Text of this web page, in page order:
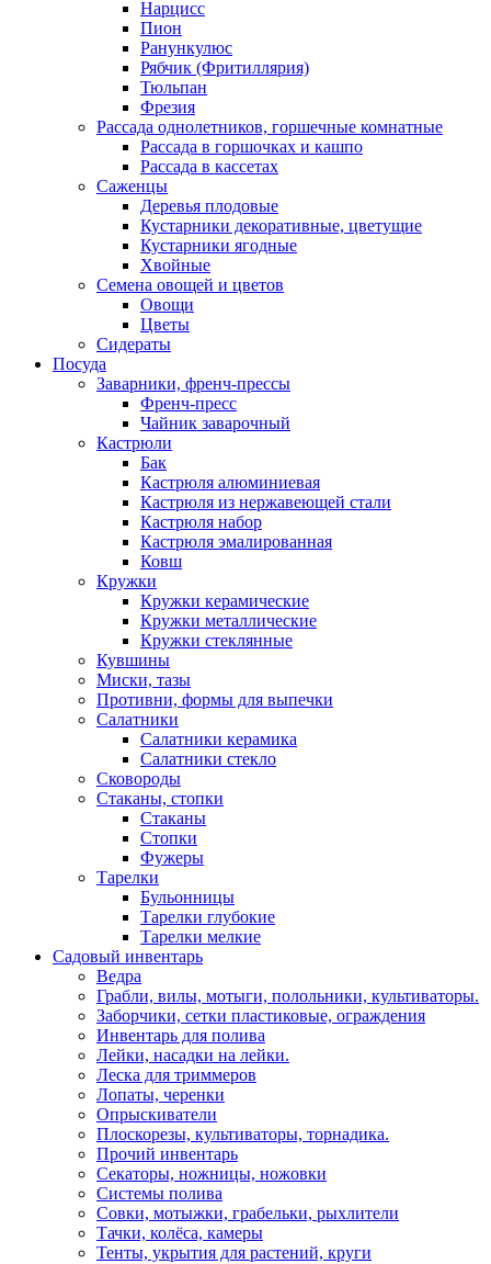
Нарцисс
Пион
Ранункулюс
Рябчик (Фритиллярия)
Тюльпан
Фрезия
Рассада однолетников, горшечные комнатные
Рассада в горшочках и кашпо
Рассада в кассетах
Саженцы
Деревья плодовые
Кустарники декоративные, цветущие
Кустарники ягодные
Хвойные
Семена овощей и цветов
Овощи
Цветы
Сидераты
Посуда
Заварники, френч-прессы
Френч-пресс
Чайник заварочный
Кастрюли
Бак
Кастрюля алюминиевая
Кастрюля из нержавеющей стали
Кастрюля набор
Кастрюля эмалированная
Ковш
Кружки
Кружки керамические
Кружки металлические
Кружки стеклянные
Кувшины
Миски, тазы
Противни, формы для выпечки
Салатники
Салатники керамика
Салатники стекло
Сковороды
Стаканы, стопки
Стаканы
Стопки
Фужеры
Тарелки
Бульонницы
Тарелки глубокие
Тарелки мелкие
Садовый инвентарь
Ведра
Грабли, вилы, мотыги, полольники, культиваторы.
Заборчики, сетки пластиковые, ограждения
Инвентарь для полива
Лейки, насадки на лейки.
Леска для триммеров
Лопаты, черенки
Опрыскиватели
Плоскорезы, культиваторы, торнадика.
Прочий инвентарь
Секаторы, ножницы, ножовки
Системы полива
Совки, мотыжки, грабельки, рыхлители
Тачки, колёса, камеры
Тенты, укрытия для растений, круги